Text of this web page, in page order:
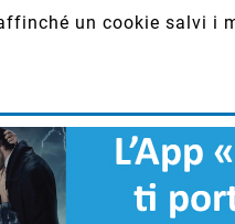
un cookie salvi i